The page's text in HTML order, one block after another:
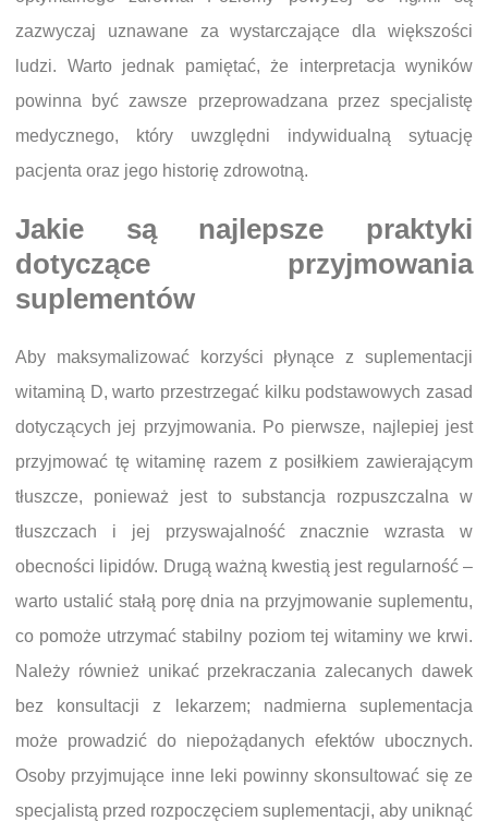
zazwyczaj uznawane za wystarczające dla większości
ludzi. Warto jednak pamiętać, że interpretacja wyników
powinna być zawsze przeprowadzana przez specjalistę
medycznego, który uwzględni indywidualną sytuację
pacjenta oraz jego historię zdrowotną.
Jakie są najlepsze praktyki
dotyczące przyjmowania
suplementów
Aby maksymalizować korzyści płynące z suplementacji
witaminą D, warto przestrzegać kilku podstawowych zasad
dotyczących jej przyjmowania. Po pierwsze, najlepiej jest
przyjmować tę witaminę razem z posiłkiem zawierającym
tłuszcze, ponieważ jest to substancja rozpuszczalna w
tłuszczach i jej przyswajalność znacznie wzrasta w
obecności lipidów. Drugą ważną kwestią jest regularność –
warto ustalić stałą porę dnia na przyjmowanie suplementu,
co pomoże utrzymać stabilny poziom tej witaminy we krwi.
Należy również unikać przekraczania zalecanych dawek
bez konsultacji z lekarzem; nadmierna suplementacja
może prowadzić do niepożądanych efektów ubocznych.
Osoby przyjmujące inne leki powinny skonsultować się ze
specjalistą przed rozpoczęciem suplementacji, aby uniknąć